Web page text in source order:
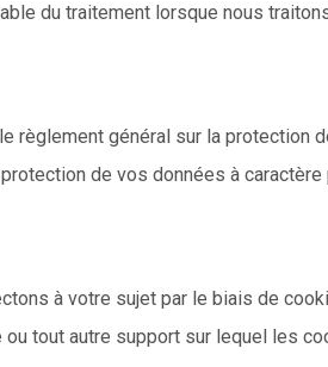
du traitement lorsque nous
règlement général sur la protection
de vos données à
à votre sujet par le biais de
tout autre support sur lequel les